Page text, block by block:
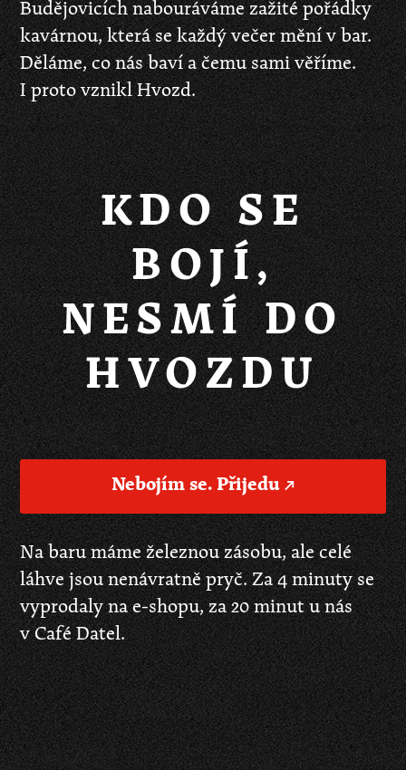
Budějovicích nabouráváme zažité pořádky
kavárnou, která se každý večer mění v bar.
Děláme, co nás baví a čemu sami věříme.
I proto vznikl Hvozd.
KDO SE
BOJÍ,
NESMÍ DO
HVOZDU
Nebojím se. Přijedu ↗
Na baru máme železnou zásobu, ale celé
láhve jsou nenávratně pryč. Za 4 minuty se
vyprodaly na e-shopu, za 20 minut u nás
v Café Datel.